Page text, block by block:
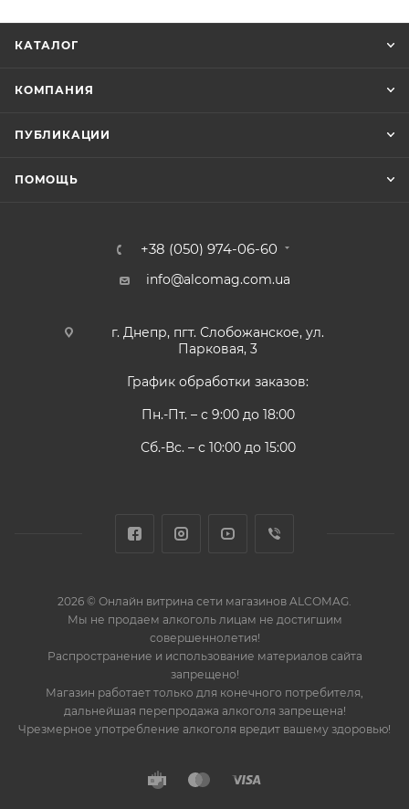
КАТАЛОГ
КОМПАНИЯ
ПУБЛИКАЦИИ
ПОМОЩЬ
+38 (050) 974-06-60
info@alcomag.com.ua
г. Днепр, пгт. Слобожанское, ул.
Парковая, 3
График обработки заказов:
Пн.-Пт. – с 9:00 до 18:00
Сб.-Вс. – с 10:00 до 15:00
2026 © Онлайн витрина сети магазинов ALCOMAG.
Мы не продаем алкоголь лицам не достигшим
совершеннолетия!
Распространение и использование материалов сайта
запрещено!
Магазин работает только для конечного потребителя,
дальнейшая перепродажа алкоголя запрещена!
Чрезмерное употребление алкоголя вредит вашему здоровью!